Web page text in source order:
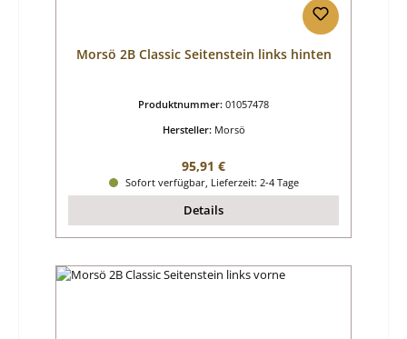
Morsö 2B Classic Seitenstein links hinten
Produktnummer: 01057478
Hersteller: Morsö
Regulärer Preis:
95,91 €
Sofort verfügbar, Lieferzeit: 2-4 Tage
Details